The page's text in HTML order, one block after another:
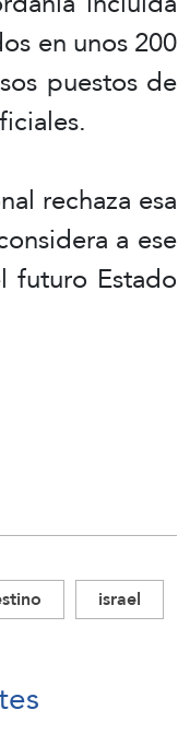
en unos 200
puestos de
rechaza esa
a ese
Estado
israel